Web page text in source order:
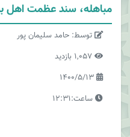
مباهله، سند عظمت اهل
توسط: حامد سلیمان پور
ساعت:12:31